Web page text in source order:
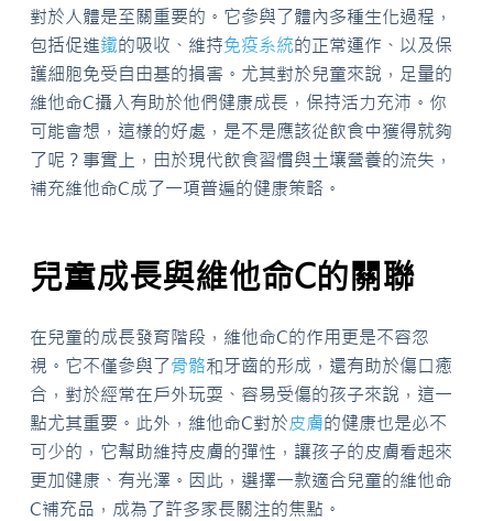
對於人體是至關重要的。它參與了體內多種生化過程，
包括促進鐵的吸收、維持免疫系統的正常運作、以及保
護細胞免受自由基的損害。尤其對於兒童來說，足量的
維他命C攝入有助於他們健康成長，保持活力充沛。你
可能會想，這樣的好處，是不是應該從飲食中獲得就夠
了呢？事實上，由於現代飲食習慣與土壤營養的流失，
補充維他命C成了一項普遍的健康策略。
兒童成長與維他命C的關聯
在兒童的成長發育階段，維他命C的作用更是不容忽
視。它不僅參與了骨骼和牙齒的形成，還有助於傷口癒
合，對於經常在戶外玩耍、容易受傷的孩子來說，這一
點尤其重要。此外，維他命C對於皮膚的健康也是必不
可少的，它幫助維持皮膚的彈性，讓孩子的皮膚看起來
更加健康、有光澤。因此，選擇一款適合兒童的維他命
C補充品，成為了許多家長關注的焦點。